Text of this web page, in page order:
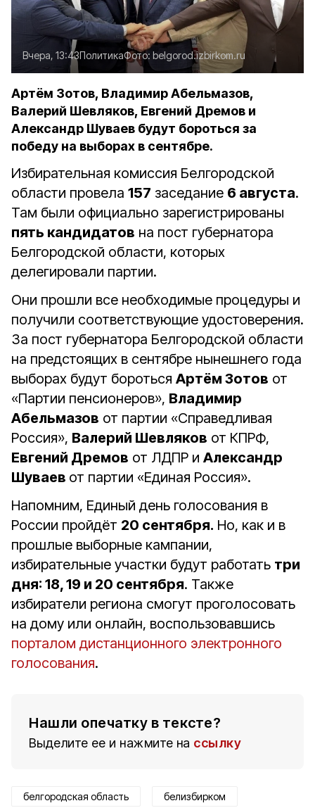
Вчера, 13:43ПолитикаФото: belgorod.izbirkom.ru
Артём Зотов, Владимир Абельмазов,
Валерий Шевляков, Евгений Дремов и
Александр Шуваев будут бороться за
победу на выборах в сентябре.
Избирательная комиссия Белгородской
области провела 157 заседание 6 августа.
Там были официально зарегистрированы
пять кандидатов на пост губернатора
Белгородской области, которых
делегировали партии.
Они прошли все необходимые процедуры и
получили соответствующие удостоверения.
За пост губернатора Белгородской области
на предстоящих в сентябре нынешнего года
выборах будут бороться Артём Зотов от
«Партии пенсионеров», Владимир
Абельмазов от партии «Справедливая
Россия», Валерий Шевляков от КПРФ,
Евгений Дремов от ЛДПР и Александр
Шуваев от партии «Единая Россия».
Напомним, Единый день голосования в
России пройдёт 20 сентября. Но, как и в
прошлые выборные кампании,
избирательные участки будут работать три
дня: 18, 19 и 20 сентября. Также
избиратели региона смогут проголосовать
на дому или онлайн, воспользовавшись
порталом дистанционного электронного
голосования.
Нашли опечатку в тексте?
Выделите ее и нажмите на ссылку
белгородская область белизбирком